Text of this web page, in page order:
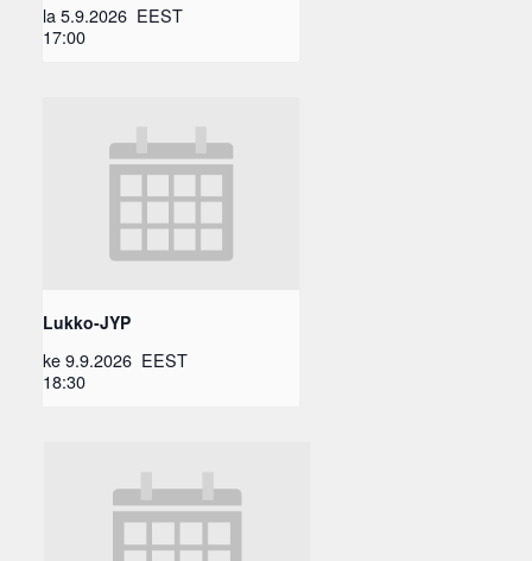
la 5.9.2026
17:00
EEST
Lukko-JYP
ke 9.9.2026
18:30
EEST